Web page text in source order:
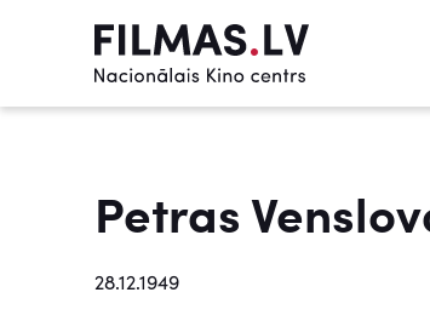
Petras
28.12.1949